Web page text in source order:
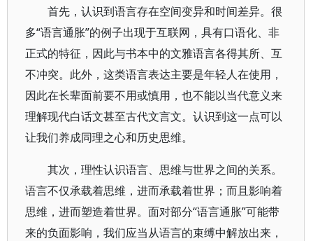
首先，认识到语言存在空间变异和时间差异。很
多“语言通胀”的例子出现于互联网，具有口语化、非
正式的特征，因此与书本中的文雅语言各得其所、互
不冲突。此外，这类语言表达主要是年轻人在使用，
因此在长辈面前要不用或慎用，也不能以当代意义来
理解现代白话文甚至古代文言文。认识到这一点可以
让我们养成同理之心和历史思维。
其次，理性认识语言、思维与世界之间的关系。
语言不仅承载着思维，进而承载着世界；而且影响着
思维，进而塑造着世界。面对部分“语言通胀”可能带
来的负面影响，我们应当从语言的束缚中解放出来，